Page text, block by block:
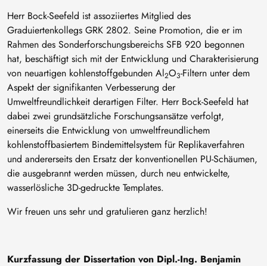
Herr Bock-Seefeld ist assoziiertes Mitglied des
Graduiertenkollegs GRK 2802. Seine Promotion, die er im
Rahmen des Sonderforschungsbereichs SFB 920 begonnen
hat, beschäftigt sich mit der Entwicklung und Charakterisierung
von neuartigen kohlenstoffgebunden Al2O3-Filtern unter dem
Aspekt der signifikanten Verbesserung der
Umweltfreundlichkeit derartigen Filter. Herr Bock-Seefeld hat
dabei zwei grundsätzliche Forschungsansätze verfolgt,
einerseits die Entwicklung von umweltfreundlichem
kohlenstoffbasiertem Bindemittelsystem für Replikaverfahren
und andererseits den Ersatz der konventionellen PU-Schäumen,
die ausgebrannt werden müssen, durch neu entwickelte,
wasserlösliche 3D-gedruckte Templates.
Wir freuen uns sehr und gratulieren ganz herzlich!
Kurzfassung der Dissertation von Dipl.-Ing. Benjamin